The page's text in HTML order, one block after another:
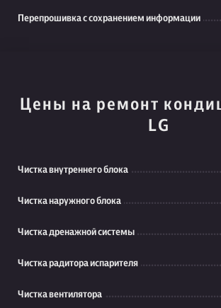
Перепрошивка с сохранением информации
Цены на ремонт
LG
Чистка внутреннего блока
Чистка наружного блока
Чистка дренажной системы
Чистка радитора испарителя
Чистка вентилятора